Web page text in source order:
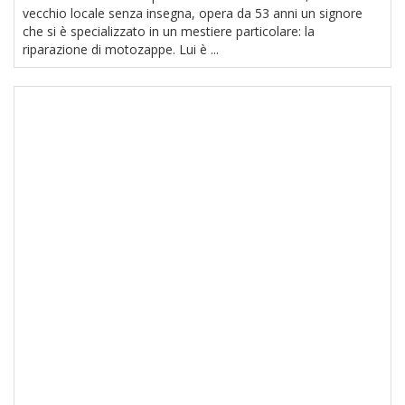
vecchio locale senza insegna, opera da 53 anni un signore
che si è specializzato in un mestiere particolare: la
riparazione di motozappe. Lui è ...